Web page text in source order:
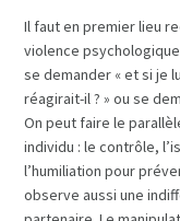
Il faut en premier lieu
violence
se demander « et si je
réagirait-il ? » ou se
On peut faire le
individu : le contrôle,
l’humiliation pour
observe aussi une